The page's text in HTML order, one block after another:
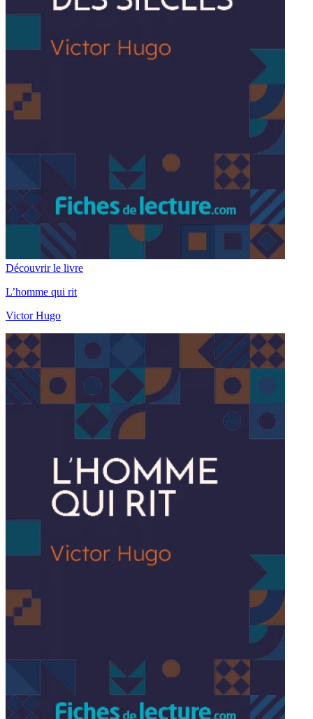
Découvrir le livre
L’homme qui rit
Victor Hugo